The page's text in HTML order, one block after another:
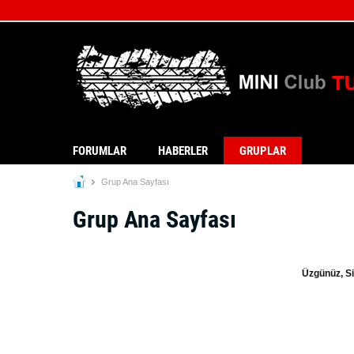
FORUMLAR HABERLER GRUPLAR
Grup Ana Sayfası
Grup Ana Sayfası
Üzgünüz,